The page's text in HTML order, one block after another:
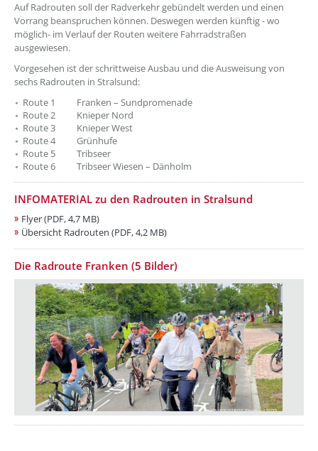
Auf Radrouten soll der Radverkehr gebündelt werden und einen
Vorrang beanspruchen können. Deswegen werden künftig - wo
möglich- im Verlauf der Routen weitere Fahrradstraßen
ausgewiesen.
Vorgesehen ist der schrittweise Ausbau und die Ausweisung von
sechs Radrouten in Stralsund:
Route 1 Franken – Sundpromenade
Route 2 Knieper Nord
Route 3 Knieper West
Route 4 Grünhufe
Route 5 Tribseer
Route 6 Tribseer Wiesen – Dänholm
INFOMATERIAL zu den Radrouten in Stralsund
Flyer (PDF, 4,7 MB)
Übersicht Radrouten (PDF, 4,2 MB)
Die Radroute Franken (5 Bilder)